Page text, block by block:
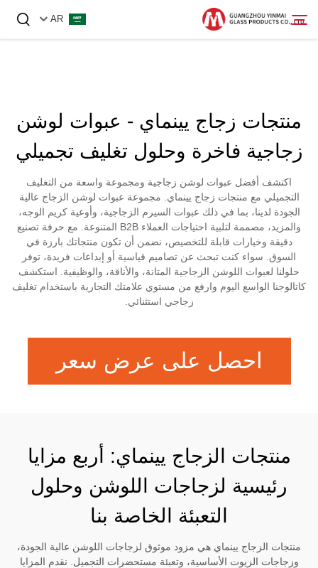
AR
المنتجات
عنّا
أخبار
اتصل بنا
منتجات زجاج يينماي - عبوات لوشن
زجاجية فاخرة وحلول تغليف تجميلي
اكتشف أفضل عبوات لوشن زجاجية ومجموعة واسعة من التغليف
التجميلي مع منتجات زجاج يينماي. مجموعة عبوات لوشن الزجاج عالية
الجودة لدينا، بما في ذلك عبوات السيرم الزجاجية، وأوعية كريم الوجه،
والمزيد، مصممة لتلبية احتياجات العملاء B2B المتنوعة. مع حرفة تصنيع
دقيقة وخيارات قابلة للتخصيص، نضمن أن تكون منتجاتك بارزة في
السوق. سواء كنت تبحث عن تصاميم قياسية أو إبداعات فريدة، توفر
حلولنا لعبوات اللوشن الزجاجية المتانة، والأناقة، والوظيفية. استكشف
كاتالوجنا الواسع اليوم وارفع من مستوي علامتك التجارية باستخدام تغليف
زجاجي استثنائي.
احصل على عرض سعر
منتجات الزجاج يينماي: أربع مزايا
رئيسية لزجاجات اللوشن وحلول
التعبئة الخاصة بنا
منتجات الزجاج يينماي هي مزود موثوق لزجاجات اللوشن عالية الجودة،
وزجاجات الزيوت الأساسية، وتعبئة مستحضرات التجميل. نقدم المزايا